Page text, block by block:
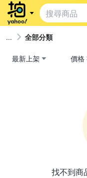
全部分類
最新上架 價格
找不到商